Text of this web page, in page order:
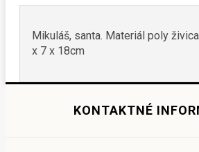
Mikuláš, santa. Materiál poly
x 7 x 18cm
KONTAKTNÉ